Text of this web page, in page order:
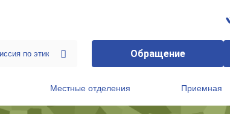
Обращение
Местные отделения Приемная